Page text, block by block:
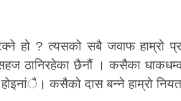
हो ? त्यसको सबै जवाफ हाम्रो
ठानिरहेका छैनौं । कसैका
कसैको दास बन्ने हाम्रो नियत